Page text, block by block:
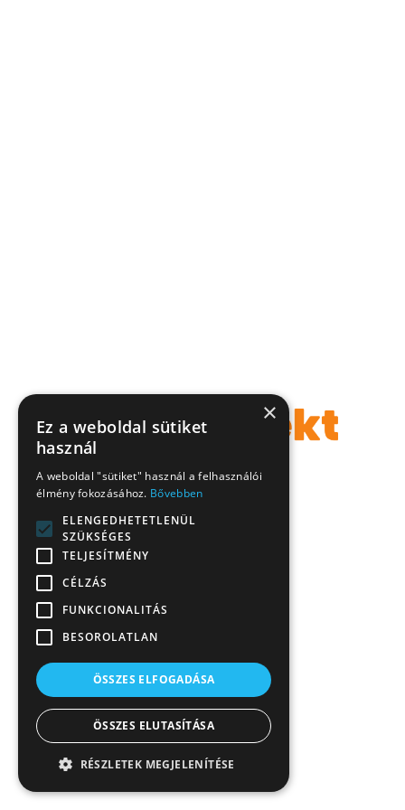
×
Ez a weboldal sütiket
használ
A weboldal "sütiket" használ a felhasználói
élmény fokozásához. Bővebben
ELENGEDHETETLENÜL
SZÜKSÉGES
TELJESÍTMÉNY
CÉLZÁS
FUNKCIONALITÁS
BESOROLATLAN
ÖSSZES ELFOGADÁSA
ÖSSZES ELUTASÍTÁSA
RÉSZLETEK MEGJELENÍTÉSE